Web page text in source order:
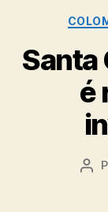
Santa
é